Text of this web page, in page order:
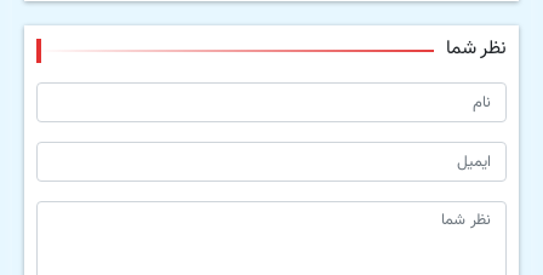
نظر شما